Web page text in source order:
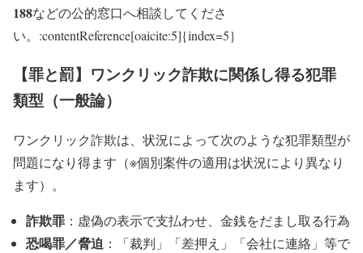
188などの公的窓口へ相談してくださ
い。:contentReference[oaicite:5]{index=5}
【罪と罰】ワンクリック詐欺に関係し得る犯罪
類型（一般論）
ワンクリック詐欺は、状況によって次のような犯罪類型が
問題になり得ます（※個別案件の適用は状況により異なり
ます）。
詐欺罪 ：虚偽の表示で支払わせ、金銭をだまし取る行為
恐喝罪／脅迫 ：「裁判」「差押え」「会社に連絡」等で